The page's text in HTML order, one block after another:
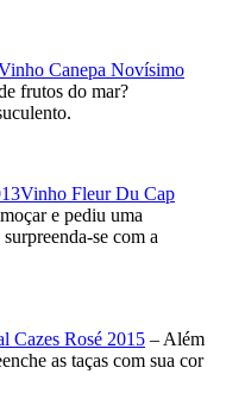
Canepa Novísimo
frutos do mar?
Vinho Fleur Du Cap
e pediu uma
se com a
Cazes Rosé 2015 – Além
as taças com sua cor